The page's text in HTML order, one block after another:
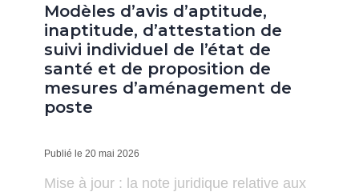
Modèles d’avis d’aptitude,
inaptitude, d’attestation de
suivi individuel de l’état de
santé et de proposition de
mesures d’aménagement de
poste
Publié le 20 mai 2026
Mise à jour : la note juridique relative aux